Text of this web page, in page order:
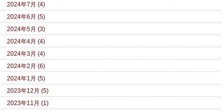
2024年7月 (4)
2024年6月 (5)
2024年5月 (3)
2024年4月 (4)
2024年3月 (4)
2024年2月 (6)
2024年1月 (5)
2023年12月 (5)
2023年11月 (1)